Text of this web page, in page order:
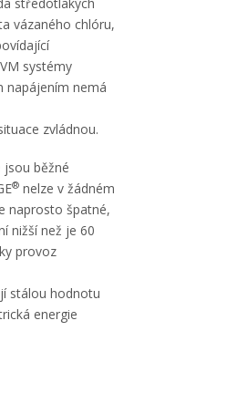
středotlakých
vázaného chlóru,
systémy
napájením nemá
zvládnou.
běžné
®nelze v žádném
naprosto špatné,
nižší než je 60
provoz
stálou hodnotu
energie